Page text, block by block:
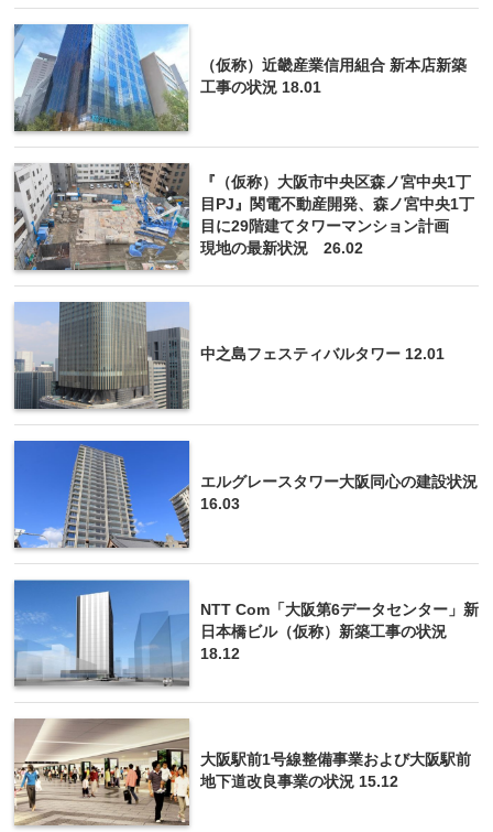
（仮称）近畿産業信用組合 新本店新築
工事の状況 18.01
『（仮称）大阪市中央区森ノ宮中央1丁
目PJ』関電不動産開発、森ノ宮中央1丁
目に29階建てタワーマンション計画
現地の最新状況 26.02
中之島フェスティバルタワー 12.01
エルグレースタワー大阪同心の建設状況
16.03
NTT Com「大阪第6データセンター」新
日本橋ビル（仮称）新築工事の状況
18.12
大阪駅前1号線整備事業および大阪駅前
地下道改良事業の状況 15.12